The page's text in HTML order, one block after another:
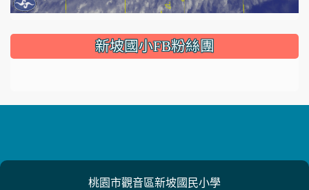
::: 新坡國小FB粉絲團
桃園市觀音區新坡國民小學